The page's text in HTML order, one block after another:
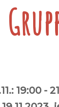
19:00 -